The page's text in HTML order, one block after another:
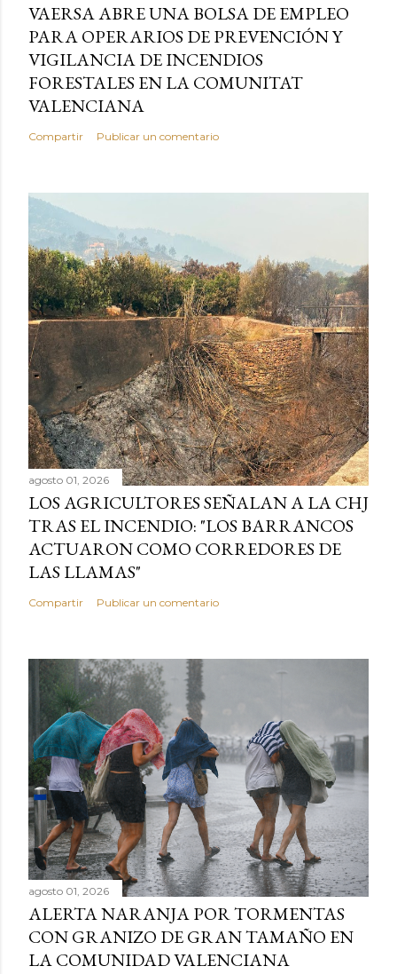
VAERSA ABRE UNA BOLSA DE EMPLEO
PARA OPERARIOS DE PREVENCIÓN Y
VIGILANCIA DE INCENDIOS
FORESTALES EN LA COMUNITAT
VALENCIANA
Compartir Publicar un comentario
agosto 01, 2026
LOS AGRICULTORES SEÑALAN A LA CHJ
TRAS EL INCENDIO: "LOS BARRANCOS
ACTUARON COMO CORREDORES DE
LAS LLAMAS"
Compartir Publicar un comentario
agosto 01, 2026
ALERTA NARANJA POR TORMENTAS
CON GRANIZO DE GRAN TAMAÑO EN
LA COMUNIDAD VALENCIANA